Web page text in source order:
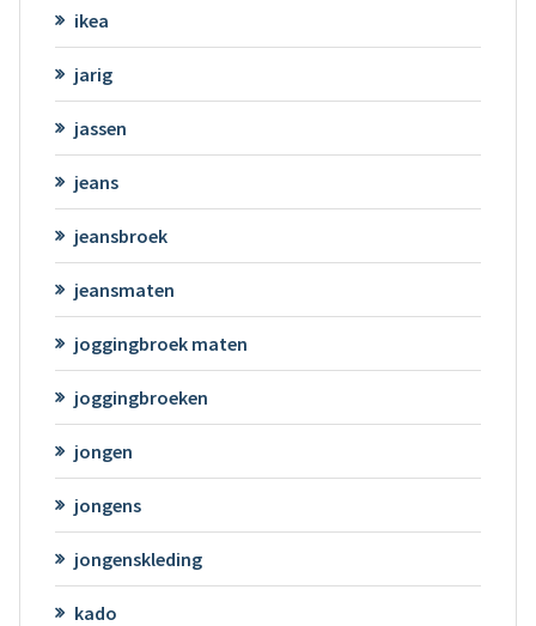
ikea
jarig
jassen
jeans
jeansbroek
jeansmaten
joggingbroek maten
joggingbroeken
jongen
jongens
jongenskleding
kado